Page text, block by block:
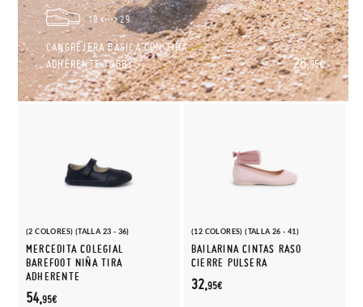
19 29
CANGREJERA BÁSICA CON TIRA
ADHERENTE TOBBY
26,95€
(2 COLORES) (TALLA 23 - 36)
MERCEDITA COLEGIAL
BAREFOOT NIÑA TIRA
ADHERENTE
54,95€
(12 COLORES) (TALLA 26 - 41)
BAILARINA CINTAS RASO
CIERRE PULSERA
32,95€